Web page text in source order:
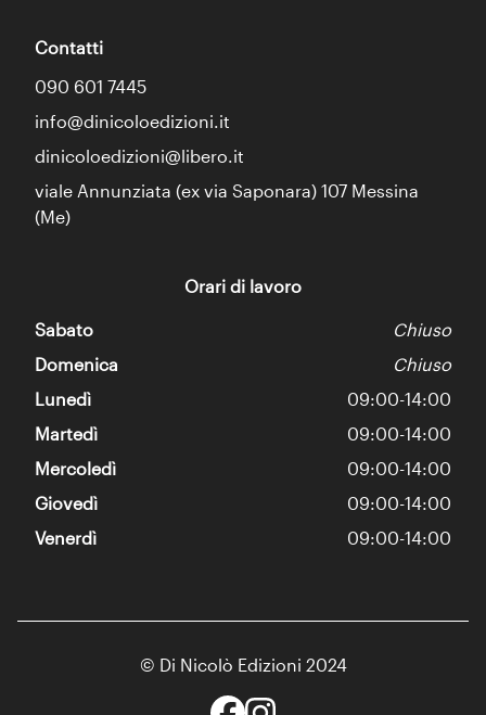
Contatti
090 601 7445
info@dinicoloedizioni.it
dinicoloedizioni@libero.it
viale Annunziata (ex via Saponara) 107 Messina
(Me)
Orari di lavoro
Sabato
Chiuso
Domenica
Chiuso
Lunedì
09:00-14:00
Martedì
09:00-14:00
Mercoledì
09:00-14:00
Giovedì
09:00-14:00
Venerdì
09:00-14:00
© Di Nicolò Edizioni 2024